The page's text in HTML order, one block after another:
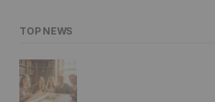
TOP NEWS